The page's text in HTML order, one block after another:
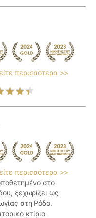
περισσότερα >>
περισσότερα >>
στο
ξεχωρίζει ως
στη Ρόδο.
κτίριο